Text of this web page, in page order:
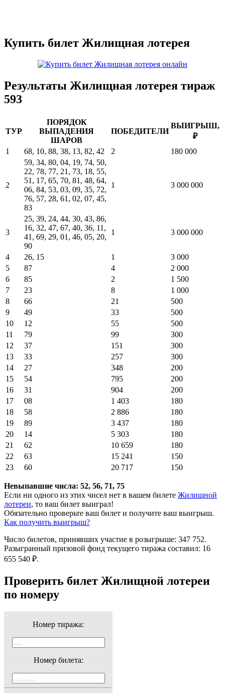
Купить билет Жилищная лотерея
Результаты Жилищная лотерея тираж
593
ТУР
ПОРЯДОК
ВЫПАДЕНИЯ
ШАРОВ
ПОБЕДИТЕЛИ
ВЫИГРЫШ,
₽
1
68, 10, 88, 38, 13, 82, 42 2 180 000
2
59, 34, 80, 04, 19, 74, 50,
22, 78, 77, 21, 73, 18, 55,
51, 17, 65, 70, 81, 48, 64,
06, 84, 53, 03, 09, 35, 72,
76, 57, 28, 61, 02, 07, 45,
83
1 3 000 000
3
25, 39, 24, 44, 30, 43, 86,
16, 32, 47, 67, 40, 36, 11,
41, 69, 29, 01, 46, 05, 20,
90
1 3 000 000
4 26, 15 1
3 000
5
87 4
2 000
6
85 2
1 500
7
23 8
1 000
8
66 21
500
9
49 33
500
10
12 55
500
11
79 99
300
12
37 151
300
13
33 257
300
14
27 348
200
15
54 795
200
16
31 904
200
17
08 1 403
180
18
58 2 886
180
19
89 3 437
180
20
14 5 303
180
21
62 10 659
180
22
63 15 241
150
23
60 20 717 150
Невыпавшие числа: 52, 56, 71, 75
Если ни одного из этих чисел нет в вашем билете Жилищной
лотереи, то ваш билет выиграл!
Обязательно проверьте ваш билет и получите ваш выигрыш.
Как получить выигрыш?
Число билетов, принявших участие в розыгрыше: 347 752.
Разыгранный призовой фонд текущего тиража составил: 16
655 540 ₽.
Проверить билет Жилищной лотереи
по номеру
Номер тиража:
Номер билета: